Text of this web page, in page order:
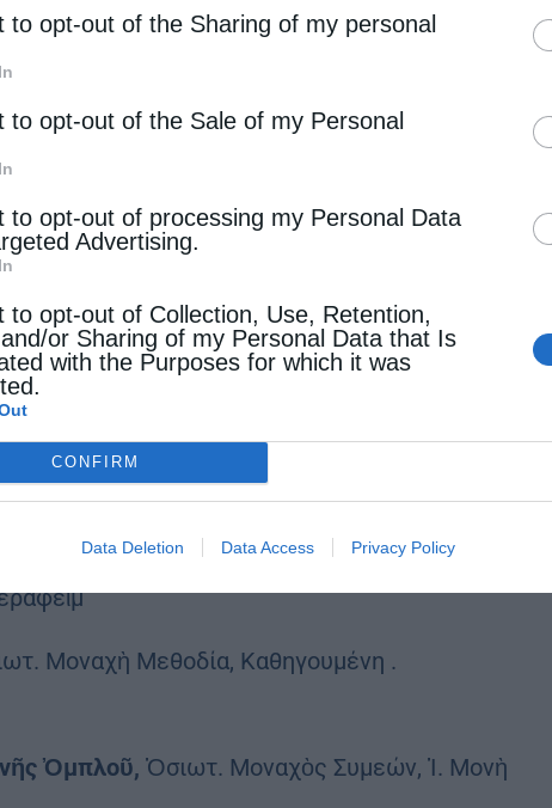
parties.
to opt-out of the Sharing of my personal
to opt-out of the Sale of my Personal
to opt-out of processing my Personal Data
Advertising.
to opt-out of Collection, Use, Retention,
or Sharing of my Personal Data that Is
with the Purposes for which it was
CONFIRM
Data Deletion Data Access Privacy Policy
τοὺς Ἐθνικό-Ἀπελευθερωτικοὺς Ἀγώνας
Μοναχῶν κατὰ τὴν ἁγιοπατερικὴν
Μοναχὴ Μεθοδία, Καθηγουμένη .
Ὀμπλοῦ, Ὁσιωτ. Μοναχὸς Συμεών, Ἱ. Μονὴ